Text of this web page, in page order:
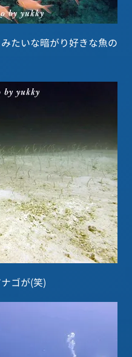
たいな暗がり好きな魚の
ゴが(笑)